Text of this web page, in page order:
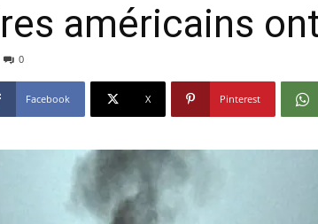
américains
0
Facebook X Pinterest